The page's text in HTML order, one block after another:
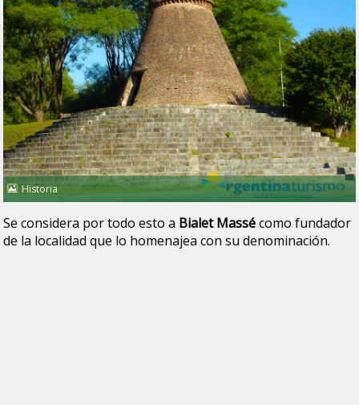
Historia
Se considera por todo esto a Bialet Massécomo fundador
de la localidad que lo homenajea con su denominación.